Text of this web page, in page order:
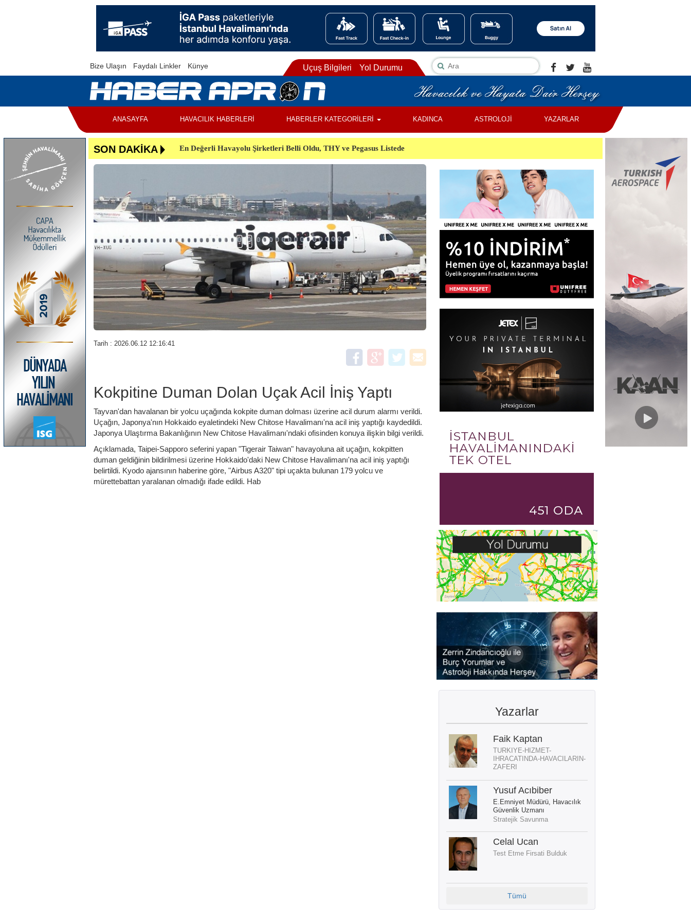
Bize Ulaşın Faydalı Linkler Künye Uçuş Bilgileri Yol Durumu
ANASAYFA HAVACILIK HABERLERİ HABERLER KATEGORİLERİ KADINCA ASTROLOJİ YAZARLAR
SON DAKİKA
En Değerli Havayolu Şirketleri Belli Oldu, THY ve Pegasus Listede
Uçuşlar Aksadı, Almanya’da Havalimanında Şüpheli Cisim Alarmı
Tarih : 2026.06.12 12:16:41
Kokpitine Duman Dolan Uçak Acil İniş Yaptı
Tayvan'dan havalanan bir yolcu uçağında kokpite duman dolması üzerine acil durum alarmı verildi.
Uçağın, Japonya'nın Hokkaido eyaletindeki New Chitose Havalimanı'na acil iniş yaptığı kaydedildi.
Japonya Ulaştırma Bakanlığının New Chitose Havalimanı'ndaki ofisinden konuya ilişkin bilgi verildi.
Açıklamada, Taipei-Sapporo seferini yapan "Tigerair Taiwan" havayoluna ait uçağın, kokpitten
duman geldiğinin bildirilmesi üzerine Hokkaido'daki New Chitose Havalimanı'na acil iniş yaptığı
belirtildi. Kyodo ajansının haberine göre, "Airbus A320" tipi uçakta bulunan 179 yolcu ve
mürettebattan yaralanan olmadığı ifade edildi. Hab
Yazarlar
Faik Kaptan
TURKIYE-HIZMET-
IHRACATINDA-HAVACILARIN-
ZAFERI
Yusuf Acıbiber
E.Emniyet Müdürü, Havacılık
Güvenlik Uzmanı
Stratejik Savunma
Celal Ucan
Test Etme Firsati Bulduk
Tümü